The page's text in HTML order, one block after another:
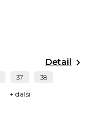
Detail
37 38
+ další